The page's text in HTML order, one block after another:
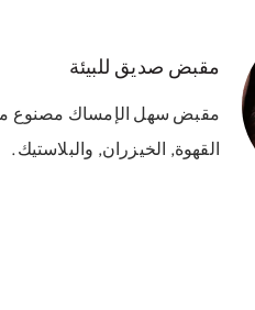
مقبض صديق للبيئة
مقبض سهل الإمساك مصنوع
القهوة, الخيزران, والبلاستيك.